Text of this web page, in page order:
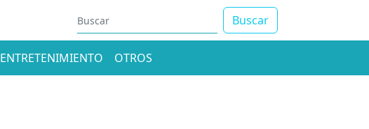
Buscar
ENTRETENIMIENTO OTROS